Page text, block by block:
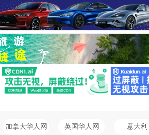
加拿大华人网 英国华人网 意大利